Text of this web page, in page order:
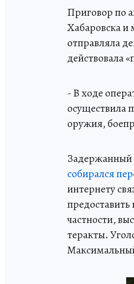
Приговор по
Хабаровска
отправляла
действовала
- В ходе
осуществила
оружия,
Задержанный
собирался
интернету
частности,
теракты.